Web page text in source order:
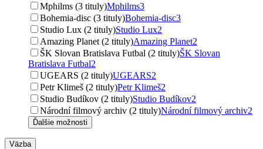
Mphilms (3 tituly)Mphilms3
Bohemia-disc (3 tituly)Bohemia-disc3
Studio Lux (2 tituly)Studio Lux2
Amazing Planet (2 tituly)Amazing Planet2
ŠK Slovan Bratislava Futbal (2 tituly)ŠK Slovan
Bratislava Futbal2
UGEARS (2 tituly)UGEARS2
Petr Klimeš (2 tituly)Petr Klimeš2
Studio Budíkov (2 tituly)Studio Budíkov2
Národní filmový archiv (2 tituly)Národní filmový archiv2
Ďalšie možnosti
Väzba